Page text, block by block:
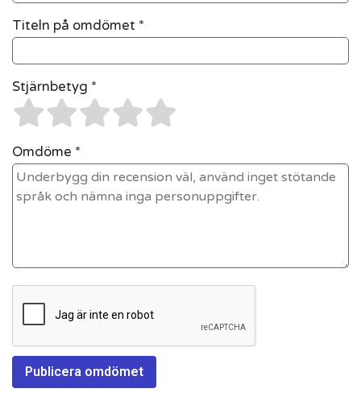
Titeln på omdömet *
Stjärnbetyg *
Omdöme *